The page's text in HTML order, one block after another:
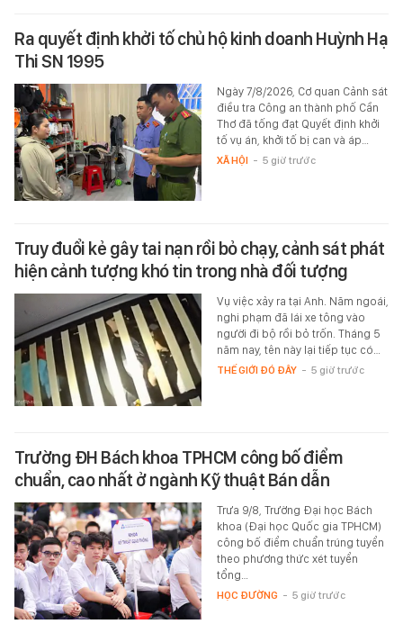
Ra quyết định khởi tố chủ hộ kinh doanh Huỳnh Hạ
Thi SN 1995
Ngày 7/8/2026, Cơ quan Cảnh sát
điều tra Công an thành phố Cần
Thơ đã tống đạt Quyết định khởi
tố vụ án, khởi tố bị can và áp…
XÃ HỘI - 5 giờ trước
Truy đuổi kẻ gây tai nạn rồi bỏ chạy, cảnh sát phát
hiện cảnh tượng khó tin trong nhà đối tượng
Vụ việc xảy ra tại Anh. Năm ngoái,
nghi phạm đã lái xe tông vào
người đi bộ rồi bỏ trốn. Tháng 5
năm nay, tên này lại tiếp tục có…
THẾ GIỚI ĐÓ ĐÂY - 5 giờ trước
Trường ĐH Bách khoa TPHCM công bố điểm
chuẩn, cao nhất ở ngành Kỹ thuật Bán dẫn
Trưa 9/8, Trường Đại học Bách
khoa (Đại học Quốc gia TPHCM)
công bố điểm chuẩn trúng tuyển
theo phương thức xét tuyển
tổng…
HỌC ĐƯỜNG - 5 giờ trước